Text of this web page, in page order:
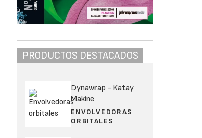
PRODUCTOS DESTACADOS
Dynawrap - Katay
Makine
ENVOLVEDORAS
ORBITALES